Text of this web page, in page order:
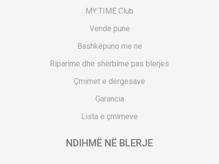
MY:TIME Club
Vende pune
Bashkëpuno me ne
Riparime dhe shërbime pas blerjes
Çmimet e dërgesave
Garancia
Lista e çmimeve
NDIHMË NË BLERJE